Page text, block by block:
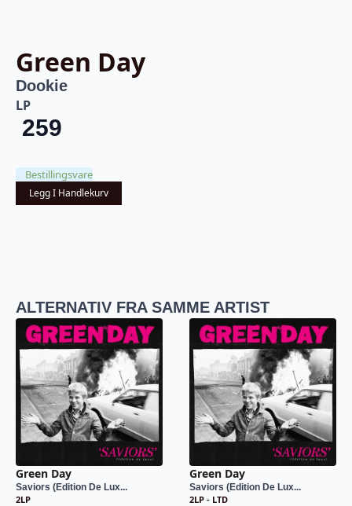
Green Day
Dookie
LP
259
Bestillingsvare
Legg I Handlekurv
ALTERNATIV FRA SAMME ARTIST
Green Day
Saviors (Edition De Lux...
2LP
Green Day
Saviors (Edition De Lux...
2LP - LTD